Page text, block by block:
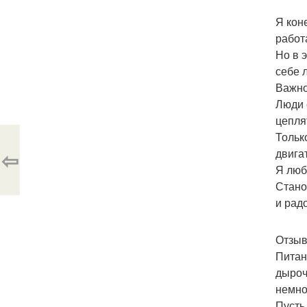
Я
Но в
себе
Люди
Я
и
⇦